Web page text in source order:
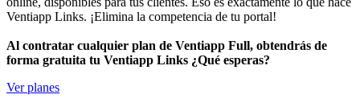
Ventiapp Links. ¡Elimina la competencia de tu portal!
Al contratar cualquier plan de Ventiapp Full, obtendrás de
forma gratuita tu Ventiapp Links ¿Qué esperas?
Ver planes